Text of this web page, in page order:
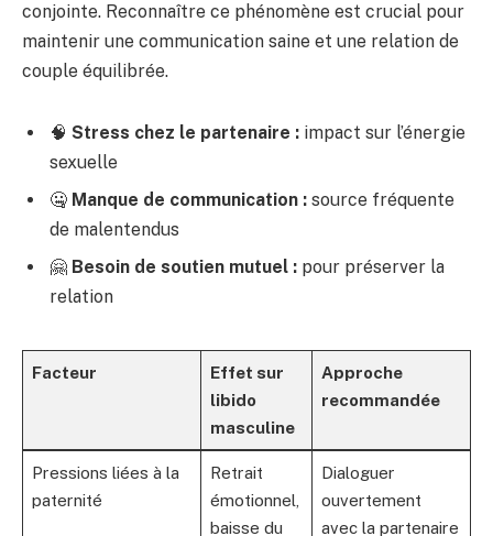
conjointe. Reconnaître ce phénomène est crucial pour
maintenir une communication saine et une relation de
couple équilibrée.
🧠 Stress chez le partenaire : impact sur l’énergie
sexuelle
🤐 Manque de communication : source fréquente
de malentendus
🤗 Besoin de soutien mutuel : pour préserver la
relation
Facteur
Effet sur
libido
masculine
Approche
recommandée
Pressions liées à la
paternité
Retrait
émotionnel,
baisse du
Dialoguer
ouvertement
avec la partenaire